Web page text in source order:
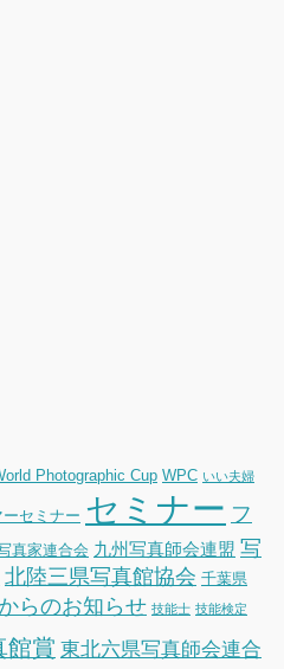
Photographic Cup WPC いい夫婦
ーセミナー セミナー フ
真家連合会 九州写真師会連盟 写
北陸三県写真館協会 千葉県
らのお知らせ 技能士 技能検定
館賞 東北六県写真師会連合